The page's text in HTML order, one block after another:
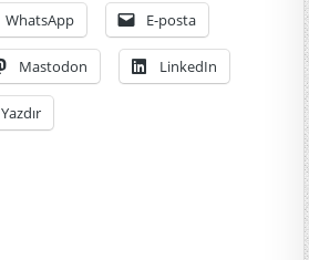
WhatsApp E-posta
Mastodon LinkedIn
Yazdır